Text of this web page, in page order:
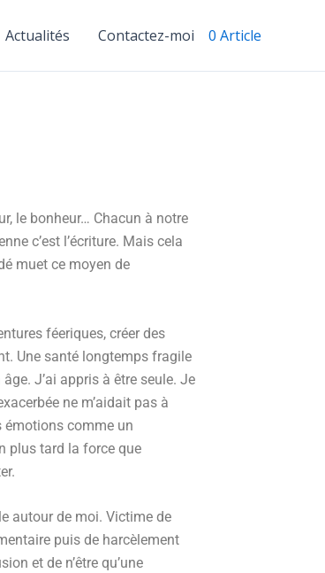
Actualités Contactez-moi 0 Article
le bonheur… Chacun à notre
c’est l’écriture. Mais cela
muet ce moyen de
féeriques, créer des
Une santé longtemps fragile
J’ai appris à être seule. Je
ne m’aidait pas à
émotions comme un
plus tard la force que
autour de moi. Victime de
puis de harcèlement
et de n’être qu’une